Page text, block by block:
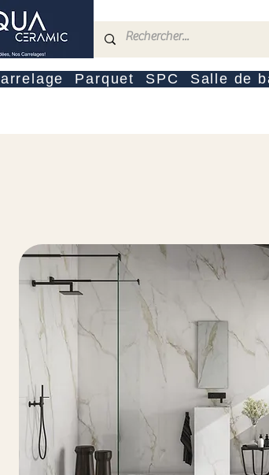
Parquet SPC Salle de